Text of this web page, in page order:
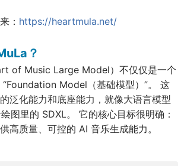
： https://heartmula.net/
？
of Music Large Model）不仅仅是一个
Model（基础模型）”。 这
泛化能力和底座能力，就像大语言模型
图里的 SDXL。 它的核心目标很明确：
高质量、可控的 AI 音乐生成能力。